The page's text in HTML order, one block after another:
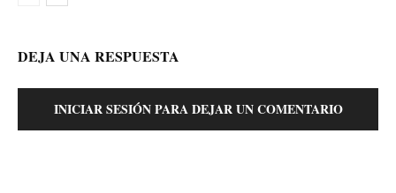
DEJA UNA RESPUESTA
INICIAR SESIÓN PARA DEJAR UN COMENTARIO